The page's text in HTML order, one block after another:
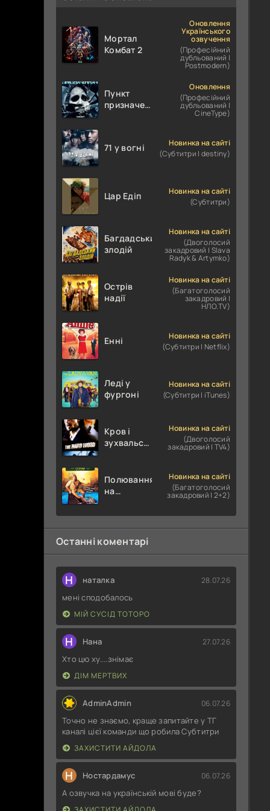
Мортал
Комбат 2
Оновлення
Українського
озвучення
(Професійний
дубльований |
Postmodern)
Пункт
призначення
Оновлення
(Професійний
дубльований |
CineType)
71 у вогні
Новинка на сайті
(Субтитри | destiny)
Цар Едіп
Новинка на сайті
(Субтитри)
Багдадський
злодій
Новинка на сайті
(Двоголосий
закадровий | Slava
Radyk & Artymko)
Острів
надії
Новинка на сайті
(Багатоголосий
закадровий |
НЛО.TV)
Енні
Новинка на сайті
(Субтитри | Netflix)
Леді у
фургоні
Новинка на сайті
(Субтитри | iTunes)
Кров і
зухвальство
Новинка на сайті
(Двоголосий
закадровий | TV4)
Полювання
на
Сутичка
Новинка на сайті
(Багатоголосий
закадровий | 2+2)
Останні коментарі
Н наталка 28.07.26
мені сподобалось
МІЙ СУСІД ТОТОРО
Н Нана 27.07.26
Хто цю ху....знімає
ДІМ МЕРТВИХ
AdminAdmin 06.07.26
Точно не знаємо, краще запитайте у ТГ
каналі цієї команди що робила Субтитри
ЗАХИСТИТИ АЙДОЛА
Н Ностардамус 06.07.26
А озвучка на українській мові буде?